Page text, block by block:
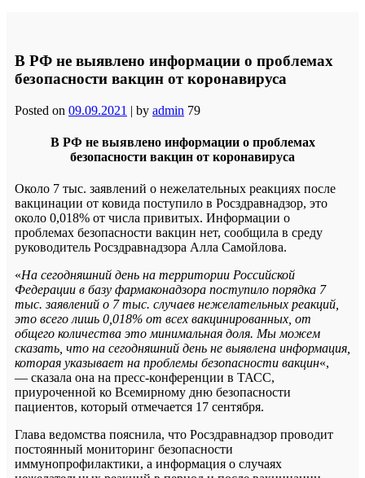
В РФ не выявлено информации о проблемах
безопасности вакцин от коронавируса
Posted on 09.09.2021 | by admin 79
В РФ не выявлено информации о проблемах
безопасности вакцин от коронавируса
Около 7 тыс. заявлений о нежелательных реакциях после
вакцинации от ковида поступило в Росздравнадзор, это
около 0,018% от числа привитых. Информации о
проблемах безопасности вакцин нет, сообщила в среду
руководитель Росздравнадзора Алла Самойлова.
«На сегодняшний день на территории Российской
Федерации в базу фармаконадзора поступило порядка 7
тыс. заявлений о 7 тыс. случаев нежелательных реакций,
это всего лишь 0,018% от всех вакцинированных, от
общего количества это минимальная доля. Мы можем
сказать, что на сегодняшний день не выявлена информация,
которая указывает на проблемы безопасности вакцин«,
— сказала она на пресс-конференции в ТАСС,
приуроченной ко Всемирному дню безопасности
пациентов, который отмечается 17 сентября.
Глава ведомства пояснила, что Росздравнадзор проводит
постоянный мониторинг безопасности
иммунопрофилактики, а информация о случаях